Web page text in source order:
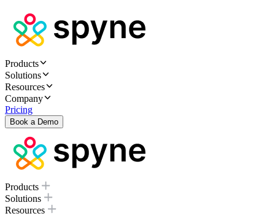
Products
Solutions
Resources
Company
Pricing
Book a Demo
Products
Solutions
Resources